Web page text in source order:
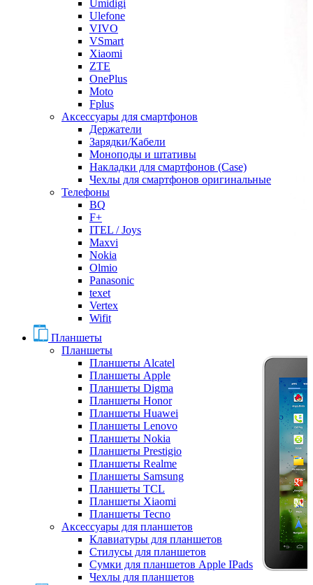
Umidigi
Ulefone
VIVO
VSmart
Xiaomi
ZTE
OnePlus
Moto
Fplus
Аксессуары для смартфонов
Держатели
Зарядки/Кабели
Моноподы и штативы
Накладки для смартфонов (Case)
Чехлы для смартфонов оригинальные
Телефоны
BQ
F+
ITEL / Joys
Maxvi
Nokia
Olmio
Panasonic
texet
Vertex
Wifit
Планшеты
Планшеты
Планшеты Alcatel
Планшеты Apple
Планшеты Digma
Планшеты Honor
Планшеты Huawei
Планшеты Lenovo
Планшеты Nokia
Планшеты Prestigio
Планшеты Realme
Планшеты Samsung
Планшеты TCL
Планшеты Xiaomi
Планшеты Tecno
Аксессуары для планшетов
Клавиатуры для планшетов
Стилусы для планшетов
Сумки для планшетов Apple IPads
Чехлы для планшетов